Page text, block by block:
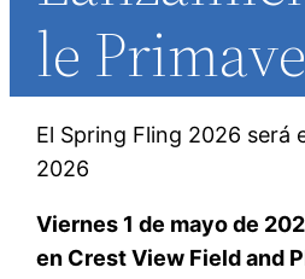
le
El Spring Fling 2026 será
2026
Viernes 1 de mayo de
en Crest View Field and